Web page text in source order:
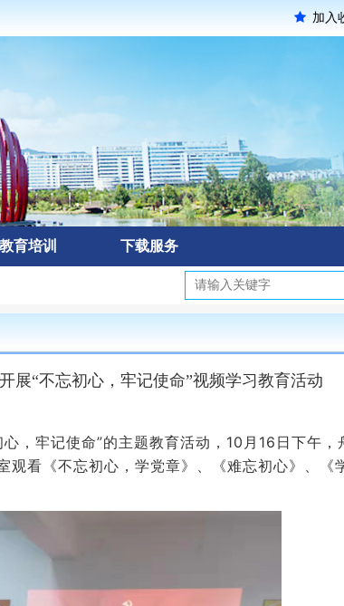
加入
教育培训 下载服务
展“不忘初心，牢记使命”视频学习教育活动
，牢记使命”的主题教育活动 ，10月16日下午，
观看《不忘初心，学党章》、《难忘初心》、《